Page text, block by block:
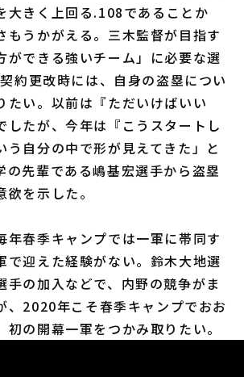
大きく上回る.108であることか
もうかがえる。三木監督が目指す
ができる強いチーム」に必要な選
約更改時には、自身の盗塁につい
たい。以前は『ただいけばいい
したが、今年は『こうスタートし
う自分の中で形が見えてきた」と
の先輩である嶋基宏選手から盗塁
を示した。
春季キャンプでは一軍に帯同す
で迎えた経験がない。鈴木大地選
手の加入などで、内野の競争がま
、2020年こそ春季キャンプでおお
初の開幕一軍をつかみ取りたい。